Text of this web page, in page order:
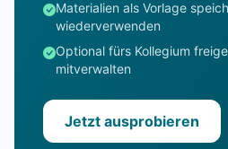
Materialien als Vorlage
wiederverwenden
Optional fürs Kollegium
mitverwalten
Jetzt ausprobieren